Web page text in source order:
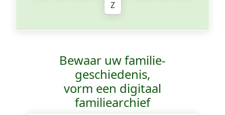
Z
Bewaar uw familie­
geschiedenis,
vorm een digitaal
familiearchief